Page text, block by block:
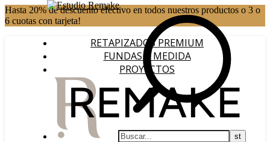
Hasta 20% de descuento efectivo en todos nuestros productos o 3 o
6 cuotas con tarjeta!
RETAPIZADOS PREMIUM
FUNDAS A MEDIDA
PROYECTOS